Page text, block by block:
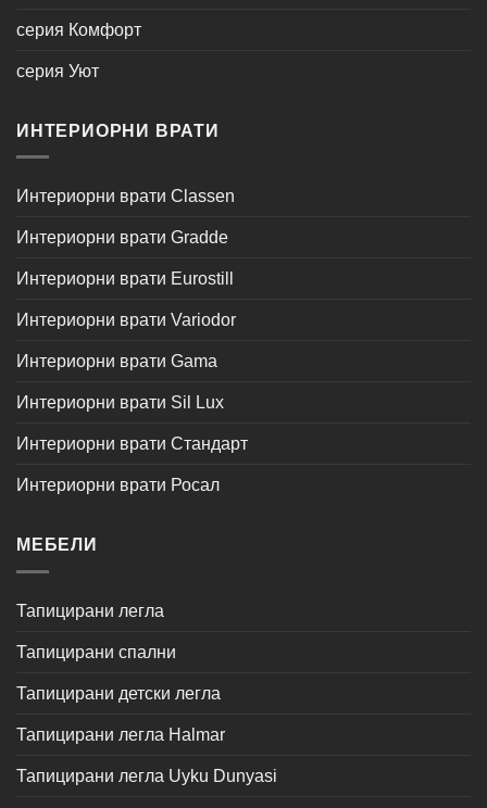
серия Комфорт
серия Уют
ИНТЕРИОРНИ ВРАТИ
Интериорни врати Classen
Интериорни врати Gradde
Интериорни врати Eurostill
Интериорни врати Variodor
Интериорни врати Gama
Интериорни врати Sil Lux
Интериорни врати Стандарт
Интериорни врати Росал
МЕБЕЛИ
Тапицирани легла
Тапицирани спални
Тапицирани детски легла
Тапицирани легла Halmar
Тапицирани легла Uyku Dunyasi